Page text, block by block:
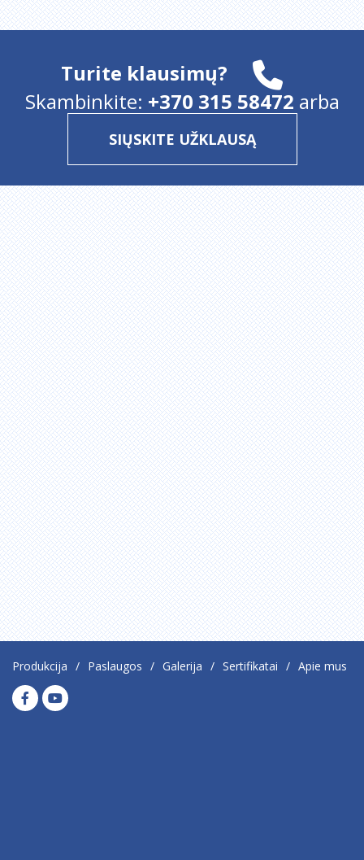
Turite klausimų?
Skambinkite: +370 315 58472 arba
SIŲSKITE UŽKLAUSĄ
Produkcija Paslaugos Galerija Sertifikatai Apie mus